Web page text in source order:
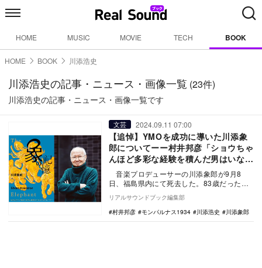
HOME MUSIC MOVIE TECH BOOK
HOME BOOK 川添浩史
川添浩史の記事・ニュース・画像一覧 (23件)
川添浩史の記事・ニュース・画像一覧です
文芸 2024.09.11 07:00
【追悼】YMOを成功に導いた川添象
郎についてーー村井邦彦「ショウちゃ
んほど多彩な経験を積んだ男はいな
い」
音楽プロデューサーの川添象郎が9月8
日、福島県内にて死去した。83歳だった。
1969年にミュージカル「ヘアー」来日公
演…
リアルサウンドブック編集部
村井邦彦
モンパルナス1934 川添浩史 川添象郎